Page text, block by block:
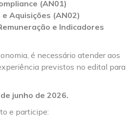
(AN01)
Aquisições (AN02)
e Indicadores
é necessário atender aos
previstos no edital para
junho de 2026.
e participe: